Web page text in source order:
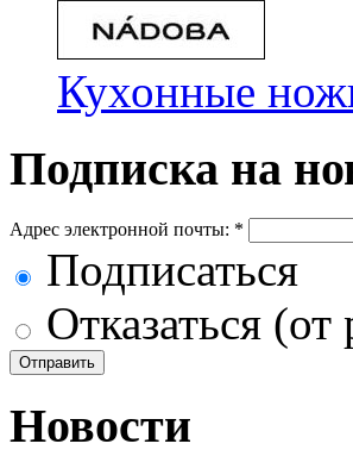
Кухонные
Подписка на
Адрес электронной почты: *
Подписаться
Отказаться
Новости